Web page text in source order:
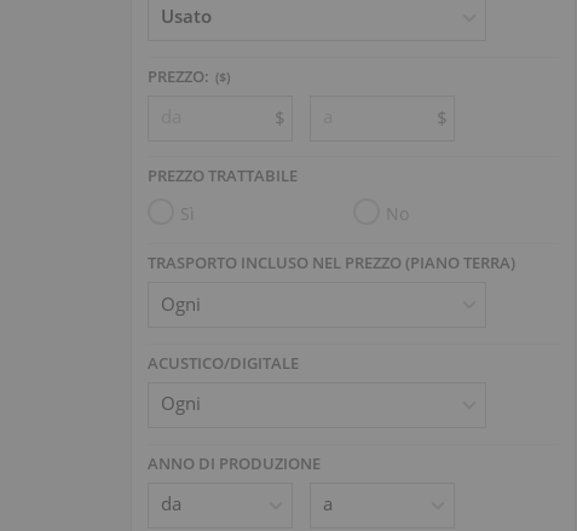
PREZZO: ($)
$ $
PREZZO TRATTABILE
Sì No
TRASPORTO INCLUSO NEL PREZZO (PIANO TERRA)
ACUSTICO/DIGITALE
ANNO DI PRODUZIONE